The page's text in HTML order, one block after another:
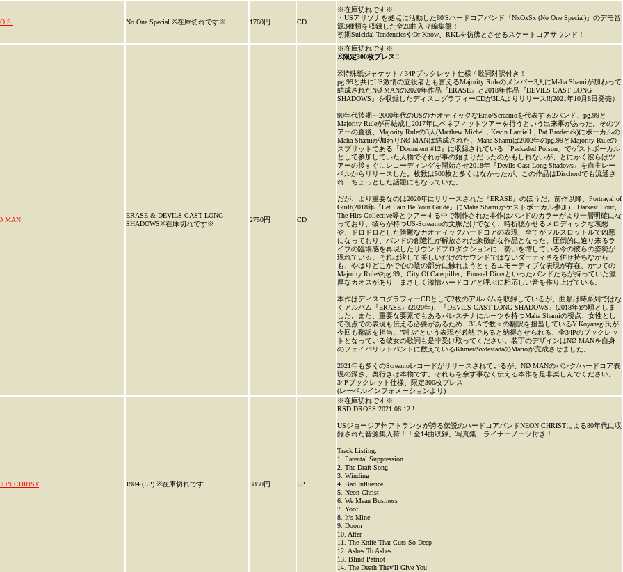
No One Special ※在庫切れです※ 1760円 CD
※在庫切れです※
・USアリゾナを拠点に活動した80'Sハードコアバンド『NxOxSx (No One Special)』のデモ音
源3種類を収録した全20曲入り編集盤！
初期Suicidal TendenciesやDr Know、RKLを彷彿とさせるスケートコアサウンド！
MAN
ERASE & DEVILS CAST LONG
SHADOWS※在庫切れです※
2750円 CD
※在庫切れです※
※限定300枚プレス!!
※特殊紙ジャケット / 34Pブックレット仕様 / 歌詞対訳付き！
pg.99と共にUS激情の立役者とも言えるMajority Ruleのメンバー3人にMaha Shamiが加わって
結成されたNØ MANの2020年作品『ERASE』と2018年作品『DEVILS CAST LONG
SHADOWS』を収録したディスコグラフィーCDが3LAよりリリース!!(2021年10月8日発売）
90年代後期～2000年代のUSのカオティックなEmo/Screamoを代表する2バンド、pg.99と
Majority Ruleが再結成し2017年にベネフィットツアーを行うという出来事があった。そのツ
アーの直後、Majority Ruleの3人(Matthew Michel，Kevin Lamiell，Pat Broderick)にボーカルの
Maha Shamiが加わりNØ MANは結成された。Maha Shamiは2002年のpg.99とMajority Ruleの
スプリットである『Document #12』に収録されている「Packaded Poison」でゲストボーカル
として参加していた人物でそれが事の始まりだったのかもしれないが、とにかく彼らはツ
アーの後すぐにレコーディングを開始させ2018年『Devils Cast Long Shadows』を自主レー
ベルからリリースした。枚数は500枚と多くはなかったが、この作品はDischordでも流通さ
れ、ちょっとした話題にもなっていた。
だが、より重要なのは2020年にリリースされた『ERASE』のほうだ。前作以降、Portrayal of
Guilt(2018年『Let Pain Be Your Guide』にMaha Shamiがゲストボーカル参加)、Darkest Hour、
The Hirs Collective等とツアーする中で制作された本作はバンドのカラーがより一層明確にな
っており、彼らが持つUS-Screamoの文脈だけでなく、時折聴かせるメロディックな哀愁
や、ドロドロとした陰鬱なカオティックハードコアの表現、全てがフルスロットルで凶悪
になっており、バンドの創造性が解放された象徴的な作品となった。圧倒的に迫り来るラ
イブの臨場感を再現したサウンドプロダクションに、勢いを増している今の彼らの姿勢が
現れている。それは決して美しいだけのサウンドではないダーティさを併せ持ちながら
も、やはりどこかで心の陰の部分に触れようとするエモーティブな表現が存在、かつての
Majority Ruleやpg.99、City Of Caterpiller、Funeral Dinerといったバンドたちが持っていた濃
厚なカオスがあり、まさしく激情ハードコアと呼ぶに相応しい音を作り上げている。
本作はディスコグラフィーCDとして2枚のアルバムを収録しているが、曲順は時系列ではな
くアルバム『ERASE』(2020年)、『DEVILS CAST LONG SHADOWS』(2018年)の順としま
した。また、重要な要素でもあるパレスチナにルーツを持つMaha Shamiの視点、女性とし
て視点での表現も伝える必要があるため、3LAで数々の翻訳を担当しているY.Koyanagi氏が
今回も翻訳を担当。”叫ぶ”という表現が必然であると納得させられる、全34Pのブックレッ
トとなっている彼女の歌詞も是非受け取ってください。装丁のデザインはNØ MANを自身
のフェイバリットバンドに数えているKhmer/SvdestadaのMarioが完成させました。
2021年も多くのScreamoレコードがリリースされているが、NØ MANのパンク/ハードコア表
現の深さ、奥行きは本物です。それらを余す事なく伝える本作を是非楽しんでください。
34Pブックレット仕様、限定300枚プレス
(レーベルインフォメーションより)
CHRIST 1984 (LP) ※在庫切れです 3850円 LP
※在庫切れです※
RSD DROPS 2021.06.12.!
USジョージア州アトランタが誇る伝説のハードコアバンドNEON CHRISTによる80年代に収
録された音源集入荷！！全14曲収録。写真集、ライナーノーツ付き！
Track Listing:
1. Parental Suppression
2. The Draft Song
3. Winding
4. Bad Influence
5. Neon Christ
6. We Mean Business
7. Yoof
8. It's Mine
9. Doom
10. After
11. The Knife That Cuts So Deep
12. Ashes To Ashes
13. Blind Patriot
14. The Death They'll Give You